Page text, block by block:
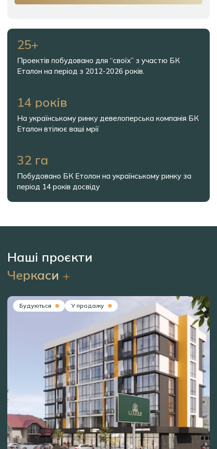
25+
Проектів побудовано для “своїх” з участю БК
Еталон на період з 2012-2026 років.
14 років
На українському ринку девелоперська компанія БК
Еталон втілює ваші мрії
32 га
Побудовано БК Етолон на українському ринку за
період 14 років досвіду
Наші проєкти
Черкаси
Будуються У продажу